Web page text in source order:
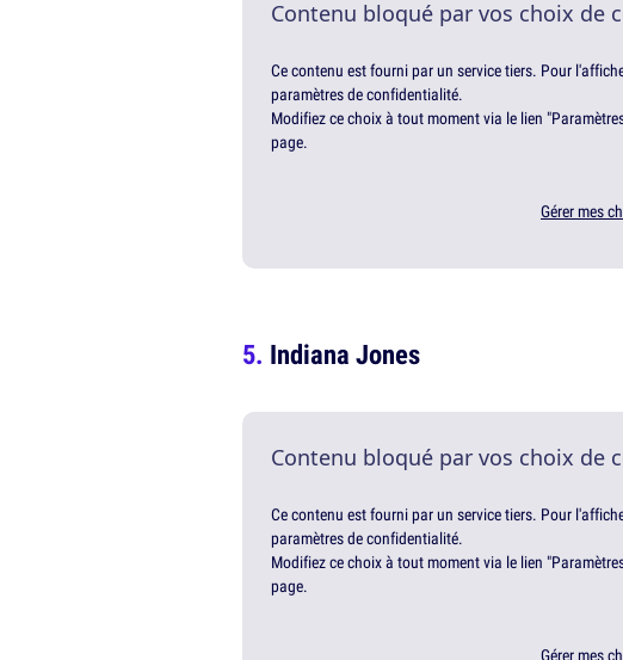
Contenu bloqué par vos choix de
Ce contenu est fourni par un service tiers. Pour
paramètres de confidentialité.
Modifiez ce choix à tout moment via le lien
page.
Gérer mes
Indiana Jones
Contenu bloqué par vos choix de
Ce contenu est fourni par un service tiers. Pour
paramètres de confidentialité.
Modifiez ce choix à tout moment via le lien
page.
Gérer mes